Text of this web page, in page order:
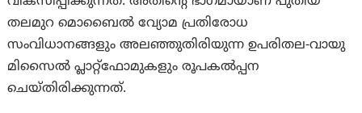
തലമുറ മൊബൈൽ വ്യോമ പ്രതിരോധ
സംവിധാനങ്ങളും അലഞ്ഞുതിരിയുന്ന ഉപരിതല-വായു
മിസൈൽ പ്ലാറ്റ്‌ഫോമുകളും രൂപകൽപ്പന
ചെയ്തിരിക്കുന്നത്.